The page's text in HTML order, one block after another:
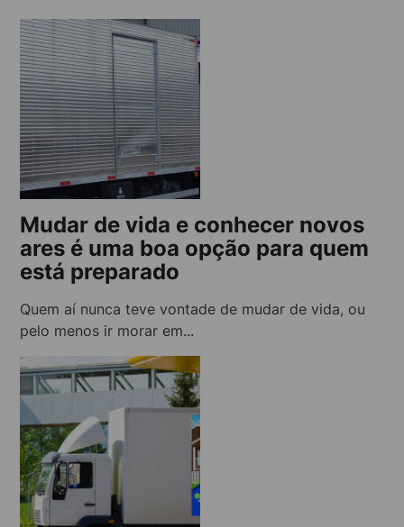
Mudar de vida e conhecer novos
ares é uma boa opção para quem
está preparado
Quem aí nunca teve vontade de mudar de vida, ou
pelo menos ir morar em...